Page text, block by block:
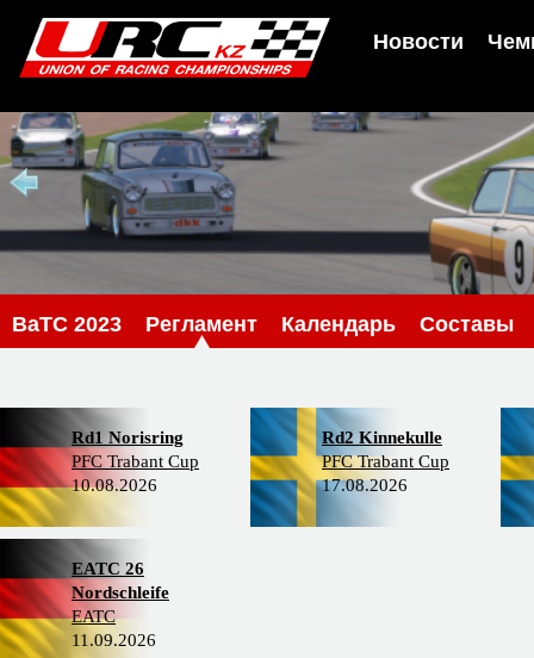
Новости
BaTC 2023 Регламент Календарь Составы
Rd1 Norisring
PFC Trabant Cup
10.08.2026
Rd2 Kinnekulle
PFC Trabant Cup
17.08.2026
EATC 26
Nordschleife
EATC
11.09.2026